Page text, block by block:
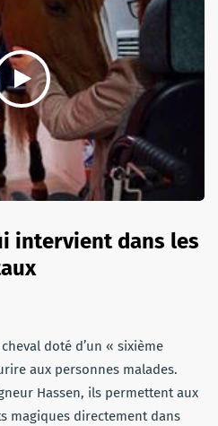
intervient dans les
doté d’un « sixième
aux personnes malades.
Hassen, ils permettent aux
magiques directement dans